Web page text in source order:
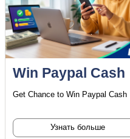
Win Paypal Cash
Get Chance to Win Paypal Cash
Узнать больше